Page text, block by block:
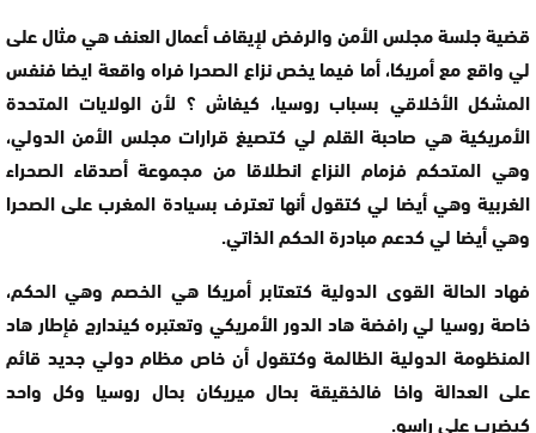
قضية جلسة مجلس الأمن والرفض لإيقاف أعمال العنف هي مثال على
لي واقع مع أمريكا، أما فيما يخص نزاع الصحرا فراه واقعة ايضا فنفس
المشكل الأخلاقي بسباب روسيا، كيفاش ؟ لأن الولايات المتحدة
الأمريكية هي صاحبة القلم لي كتصيغ قرارات مجلس الأمن الدولي،
وهي المتحكم فزمام النزاع انطلاقا من مجموعة أصدقاء الصحراء
الغربية وهي أيضا لي كتقول أنها تعترف بسيادة المغرب على الصحرا
وهي أيضا لي كدعم مبادرة الحكم الذاتي.
فهاد الحالة القوى الدولية كتعتابر أمريكا هي الخصم وهي الحكم،
خاصة روسيا لي رافضة هاد الدور الأمريكي وتعتبره كيندارج فإطار هاد
المنظومة الدولية الظالمة وكتقول أن خاص مظام دولي جديد قائم
على العدالة واخا فالخقيقة بحال ميريكان بحال روسيا وكل واحد
كيضرب على راسو.